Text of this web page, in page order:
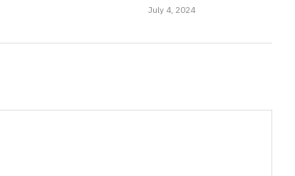
July 4, 2024